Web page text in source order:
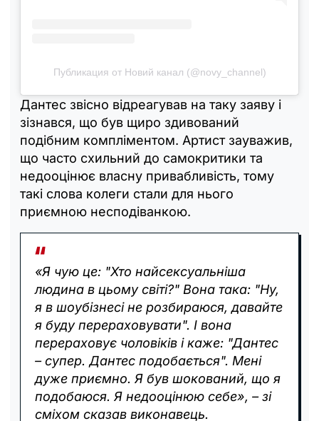
Публикация от Новий канал (@novy_channel)
Дантес звісно відреагував на таку заяву і
зізнався, що був щиро здивований
подібним компліментом. Артист зауважив,
що часто схильний до самокритики та
недооцінює власну привабливість, тому
такі слова колеги стали для нього
приємною несподіванкою.
«Я чую це: "Хто найсексуальніша
людина в цьому світі?" Вона така: "Ну,
я в шоубізнесі не розбираюся, давайте
я буду перераховувати". І вона
перераховує чоловіків і каже: "Дантес
– супер. Дантес подобається". Мені
дуже приємно. Я був шокований, що я
подобаюся. Я недооцінюю себе», – зі
сміхом сказав виконавець.